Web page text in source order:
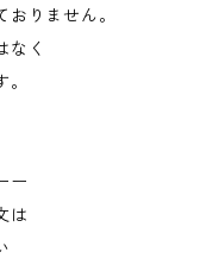
りません。
なく
ー
は